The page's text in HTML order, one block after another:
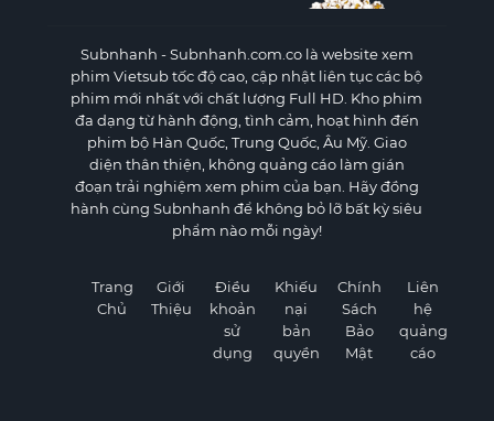
Subnhanh - Subnhanh.com.co là website xem
phim Vietsub tốc độ cao, cập nhật liên tục các bộ
phim mới nhất với chất lượng Full HD. Kho phim
đa dạng từ hành động, tình cảm, hoạt hình đến
phim bộ Hàn Quốc, Trung Quốc, Âu Mỹ. Giao
diện thân thiện, không quảng cáo làm gián
đoạn trải nghiệm xem phim của bạn. Hãy đồng
hành cùng Subnhanh để không bỏ lỡ bất kỳ siêu
phẩm nào mỗi ngày!
Trang
Chủ
Giới
Thiệu
Điều
khoản
sử
dụng
Khiếu
nại
bản
quyền
Chính
Sách
Bảo
Mật
Liên
hệ
quảng
cáo